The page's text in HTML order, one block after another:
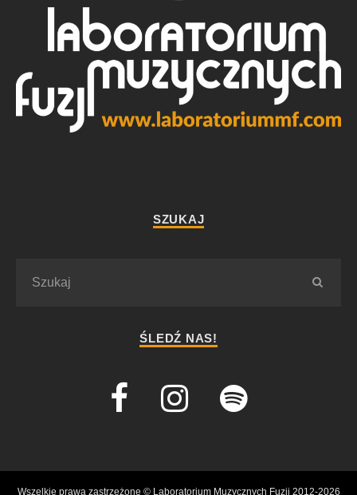
SZUKAJ
ŚLEDŹ NAS!
Wszelkie prawa zastrzeżone © Laboratorium Muzycznych Fuzji 2012-2026